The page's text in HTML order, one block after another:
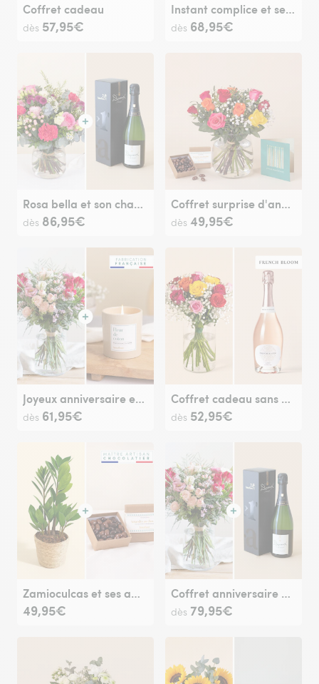
Coffret cadeau
dès 57,95€
Instant complice et ses amandes au chocolat
dès 68,95€
Rosa bella et son champagne
dès 86,95€
Coffret surprise d'anniversaire
dès 49,95€
Joyeux anniversaire et sa bougie parfumée
dès 61,95€
Coffret cadeau sans modération (0% alcool)
dès 52,95€
Zamioculcas et ses amandes au chocolat
49,95€
Coffret anniversaire et son champagne
dès 79,95€